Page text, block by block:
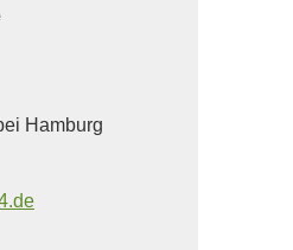
Hamburg